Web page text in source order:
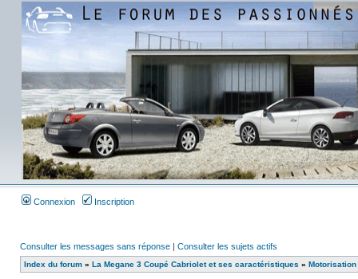
Connexion Inscription
Consulter les messages sans réponse | Consulter les sujets actifs
Index du forum » La Megane 3 Coupé Cabriolet et ses caractéristiques » Motorisation